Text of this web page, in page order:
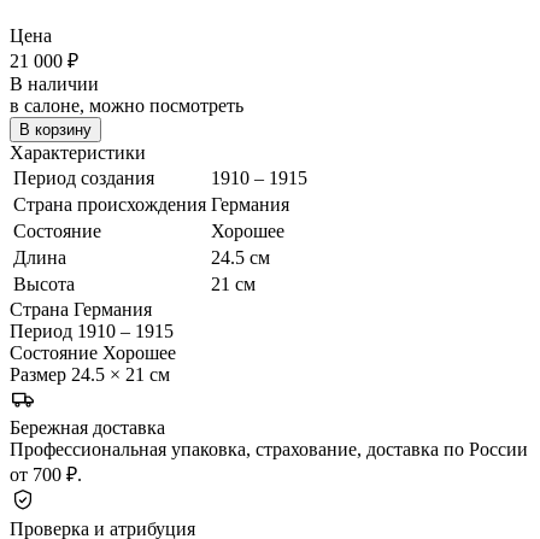
Цена
21 000 ₽
В наличии
в салоне, можно посмотреть
В корзину
Характеристики
Период создания
1910 – 1915
Страна происхождения Германия
Состояние
Хорошее
Длина
24.5 см
Высота
21 см
Страна Германия
Период 1910 – 1915
Состояние Хорошее
Размер 24.5 × 21 см
Бережная доставка
Профессиональная упаковка, страхование, доставка по России
от 700 ₽.
Проверка и атрибуция